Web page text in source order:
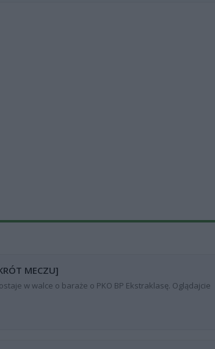
MECZU]
w walce o baraże o PKO BP Ekstraklasę. Oglądajcie